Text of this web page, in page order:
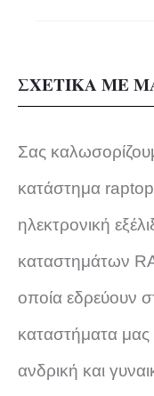
ΣΧΕΤΙΚΑ ΜΕ
Σας
κατάστημα
ηλεκτρονική
καταστημάτων
οποία εδρεύουν
καταστήματα μας
ανδρική και